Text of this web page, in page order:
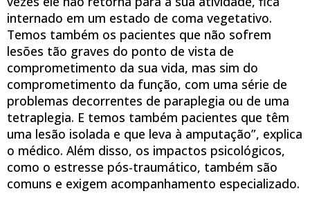
internado em um estado de coma vegetativo.
Temos também os pacientes que não sofrem
lesões tão graves do ponto de vista de
comprometimento da sua vida, mas sim do
comprometimento da função, com uma série de
problemas decorrentes de paraplegia ou de uma
tetraplegia. E temos também pacientes que têm
uma lesão isolada e que leva à amputação”, explica
o médico. Além disso, os impactos psicológicos,
como o estresse pós-traumático, também são
comuns e exigem acompanhamento especializado.